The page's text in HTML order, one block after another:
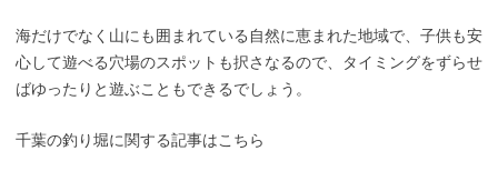
海だけでなく山にも囲まれている自然に恵まれた地域で、子供も安
心して遊べる穴場のスポットも択さなるので、タイミングをずらせ
ばゆったりと遊ぶこともできるでしょう。
千葉の釣り堀に関する記事はこちら